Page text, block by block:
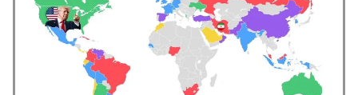
となんだ」満点なのに二度と起動しない理由…
ワールドカップは誰のものか FIFA新会社構想が10日
足らずで撤回された理由【海外の反応・解説】
若いカバがワニを枕にしてしまうまさかの瞬間！！